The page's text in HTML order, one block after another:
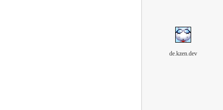
de.kzen.dev